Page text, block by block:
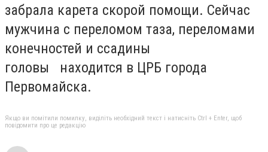
забрала карета скорой помощи. Сейчас
мужчина с переломом таза, переломами
конечностей и ссадины
головы
находится в ЦРБ города
Первомайска.
Якщо ви помітили помилку, виділіть необхідний текст і натисніть Ctrl + Enter, щоб
повідомити про це редакцію